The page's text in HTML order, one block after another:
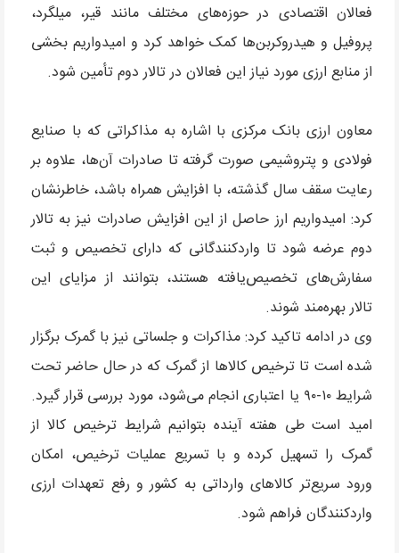
فعالان اقتصادی در حوزه‌های مختلف مانند قیر، میلگرد،
پروفیل و هیدروکربن‌ها کمک خواهد کرد و امیدواریم بخشی
از منابع ارزی مورد نیاز این فعالان در تالار دوم تأمین شود.
معاون ارزی بانک مرکزی با اشاره به مذاکراتی که با صنایع
فولادی و پتروشیمی صورت گرفته تا صادرات آن‌ها، علاوه بر
رعایت سقف سال گذشته، با افزایش همراه باشد، خاطرنشان
کرد: امیدواریم ارز حاصل از این افزایش صادرات نیز به تالار
دوم عرضه شود تا واردکنندگانی که دارای تخصیص و ثبت
سفارش‌های تخصیص‌یافته هستند، بتوانند از مزایای این
تالار بهره‌مند شوند.
وی در ادامه تاکید کرد: مذاکرات و جلساتی نیز با گمرک برگزار
شده است تا ترخیص کالاها از گمرک که در حال حاضر تحت
شرایط ۱۰-۹۰ یا اعتباری انجام می‌شود، مورد بررسی قرار گیرد.
امید است طی هفته آینده بتوانیم شرایط ترخیص کالا از
گمرک را تسهیل کرده و با تسریع عملیات ترخیص، امکان
ورود سریع‌تر کالاهای وارداتی به کشور و رفع تعهدات ارزی
واردکنندگان فراهم شود.